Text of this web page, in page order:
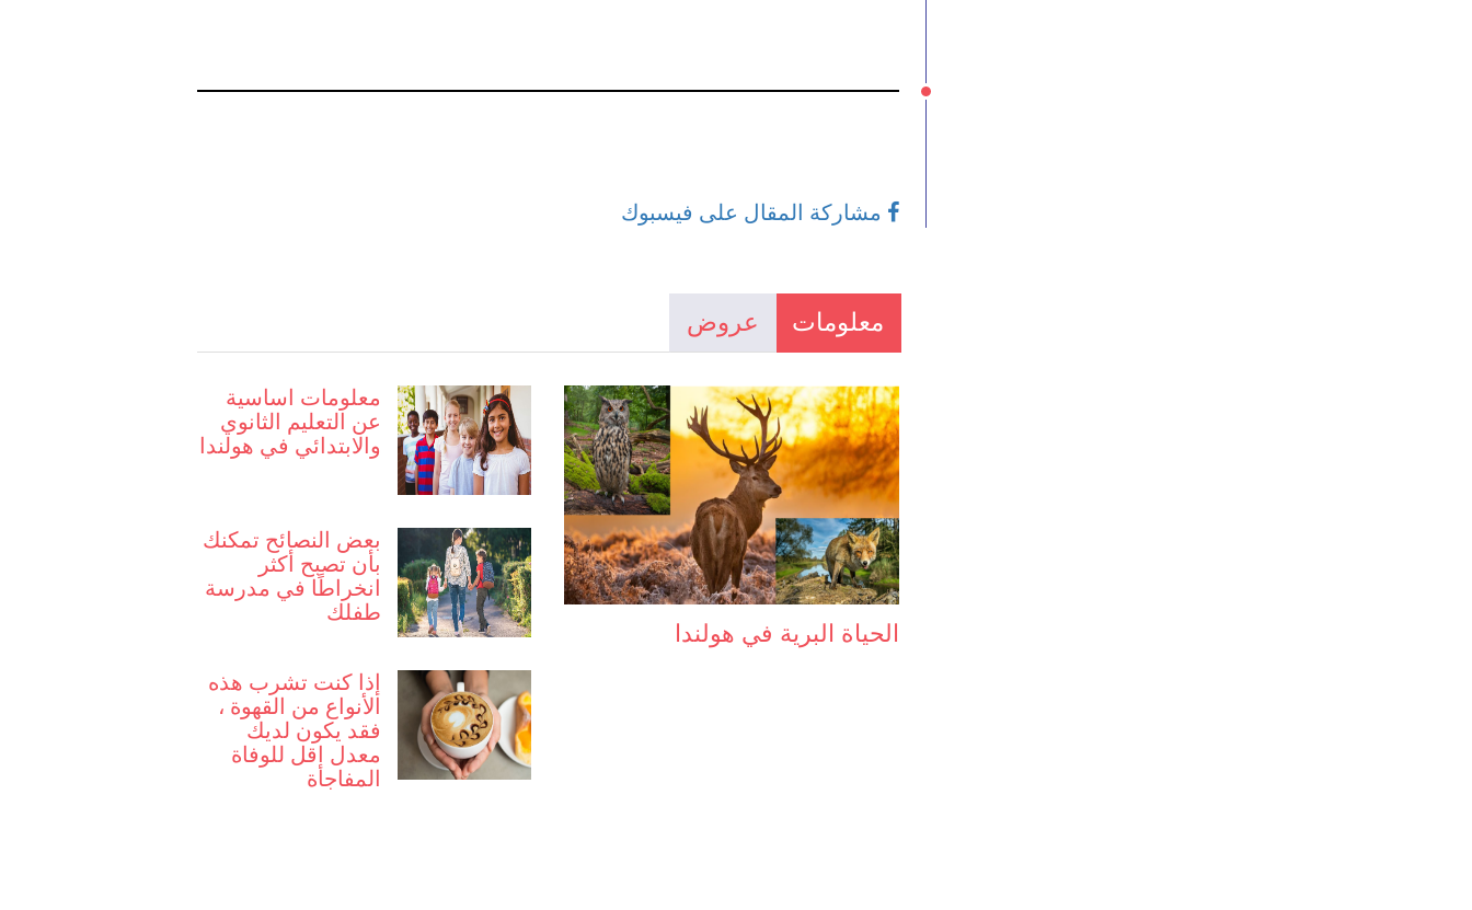
مشاركة المقال على فيسبوك
معلومات عروض
الحياة البرية في هولندا
معلومات اساسية
عن التعليم الثانوي
والابتدائي في هولندا
بعض النصائح تمكنك
بأن تصبح أكثر
انخراطًا في مدرسة
طفلك
إذا كنت تشرب هذه
الأنواع من القهوة ،
فقد يكون لديك
معدل اقل للوفاة
المفاجأة